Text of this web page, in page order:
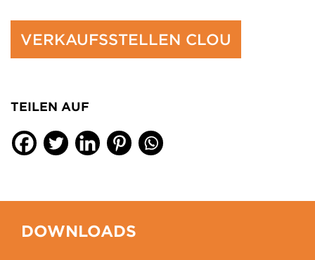
VERKAUFSSTELLEN CLOU
TEILEN AUF
DOWNLOADS